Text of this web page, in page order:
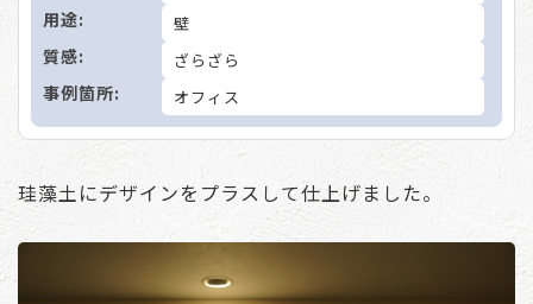
用途: 壁
質感: ざらざら
事例箇所: オフィス
珪藻土にデザインをプラスして仕上げました。